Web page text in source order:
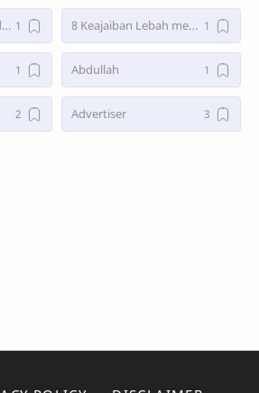
4 Perkara Sebelum Tidur 8 Keajaiban Lebah menurut Al-Qur’an part 2
Abdullah
Advertiser